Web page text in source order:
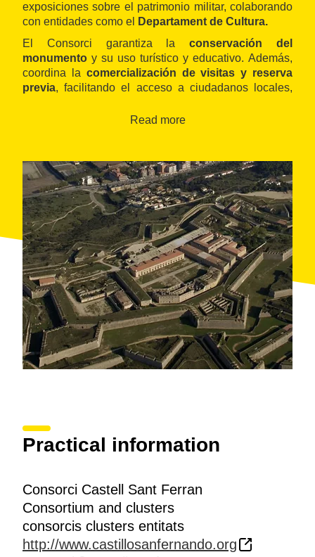
exposiciones sobre el patrimonio militar, colaborando
con entidades como el
Departament de Cultura.
El Consorci garantiza laconservación del
monumento y su uso turístico y educativo. Además,
coordina la comercialización de visitas y reserva
previa, facilitando el acceso a ciudadanos locales,
Read more
Practical information
Consorci Castell Sant Ferran
Consortium and clusters
consorcis clusters entitats
http://www.castillosanfernando.org